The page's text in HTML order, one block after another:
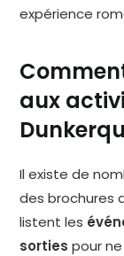
expérience
aux
Il existe de
des brochures
listent les
sorties pour